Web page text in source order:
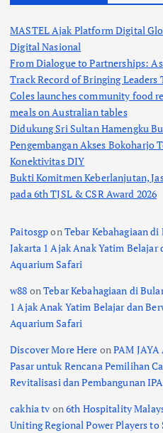
MASTEL Ajak Platform Digital
Digital Nasional
From Dialogue to Partnerships:
Track Record of Bringing Leaders
Coles launches community food
meals on Australian tables
Didukung Sri Sultan Hamengku
Pengembangan Akses Bokoharjo
Konektivitas DIY
Bukti Komitmen Keberlanjutan,
pada 6th TJSL & CSR Award 2026
PaitosgponTebar Kebahagiaan
Jakarta 1 Ajak Anak Yatim
Aquarium Safari
w88 onTebar Kebahagiaan di
1 Ajak Anak Yatim Belajar dan
Aquarium Safari
Discover More Here onPAM
Pasar untuk Rencana Pemilihan
Revitalisasi dan Pembangunan IPA
cakhia tv on6th Hospitality
Uniting Regional Power Players